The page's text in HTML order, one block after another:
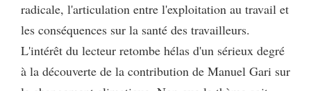
radicale, l'articulation entre l'exploitation au travail et
les conséquences sur la santé des travailleurs.
L'intérêt du lecteur retombe hélas d'un sérieux degré
à la découverte de la contribution de Manuel Gari sur